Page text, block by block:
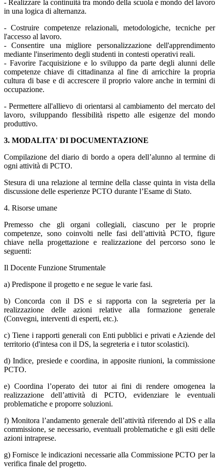
- Realizzare la continuità tra mondo della scuola e mondo del lavoro
in una logica di alternanza.
- Costruire competenze relazionali, metodologiche, tecniche per
l'accesso al lavoro.
- Consentire una migliore personalizzazione dell'apprendimento
mediante l'inserimento degli studenti in contesti operativi reali.
- Favorire l'acquisizione e lo sviluppo da parte degli alunni delle
competenze chiave di cittadinanza al fine di arricchire la propria
cultura di base e di accrescere il proprio valore anche in termini di
occupazione.
- Permettere all'allievo di orientarsi al cambiamento del mercato del
lavoro, sviluppando flessibilità rispetto alle esigenze del mondo
produttivo.
3. MODALITA' DI DOCUMENTAZIONE
Compilazione del diario di bordo a opera dell’alunno al termine di
ogni attività di PCTO.
Stesura di una relazione al termine della classe quinta in vista della
discussione delle esperienze PCTO durante l’Esame di Stato.
4. Risorse umane
Premesso che gli organi collegiali, ciascuno per le proprie
competenze, sono coinvolti nelle fasi dell’attività PCTO, figure
chiave nella progettazione e realizzazione del percorso sono le
seguenti:
Il Docente Funzione Strumentale
a) Predispone il progetto e ne segue le varie fasi.
b) Concorda con il DS e si rapporta con la segreteria per la
realizzazione delle azioni relative alla formazione generale
(Convegni, interventi di esperti, etc.).
c) Tiene i rapporti generali con Enti pubblici e privati e Aziende del
territorio (d'intesa con il DS, la segreteria e i tutor scolastici).
d) Indice, presiede e coordina, in apposite riunioni, la commissione
PCTO.
e) Coordina l’operato dei tutor ai fini di rendere omogenea la
realizzazione dell’attività di PCTO, evidenziare le eventuali
problematiche e proporre soluzioni.
f) Monitora l’andamento generale dell’attività riferendo al DS e alla
commissione, se necessario, eventuali problematiche e gli esiti delle
azioni intraprese.
g) Fornisce le indicazioni necessarie alla Commissione PCTO per la
verifica finale del progetto.